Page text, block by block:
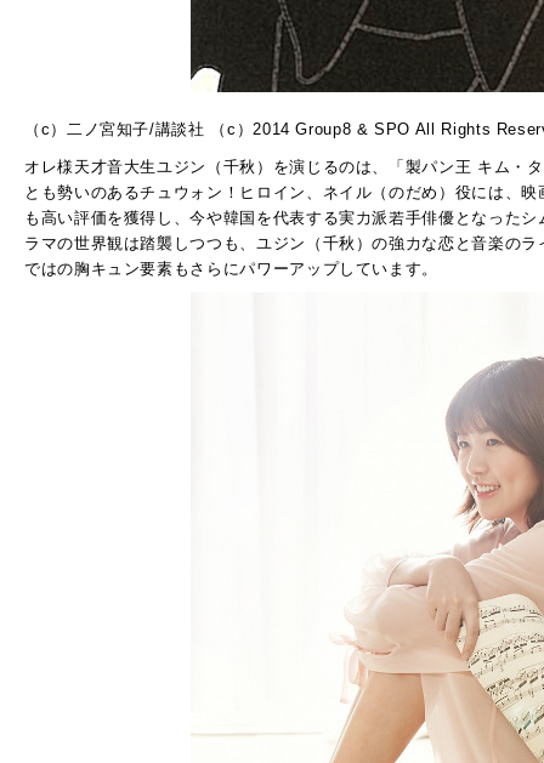
（c）二ノ宮知子/講談社 （c）2014 Group8 & SPO All Rights
オレ様天才音大生ユジン（千秋）を演じるのは、「製パン王 キム・
とも勢いのあるチュウォン！ヒロイン、ネイル（のだめ）役には、
も高い評価を獲得し、今や韓国を代表する実力派若手俳優となった
ラマの世界観は踏襲しつつも、ユジン（千秋）の強力な恋と音楽の
ではの胸キュン要素もさらにパワーアップしています。